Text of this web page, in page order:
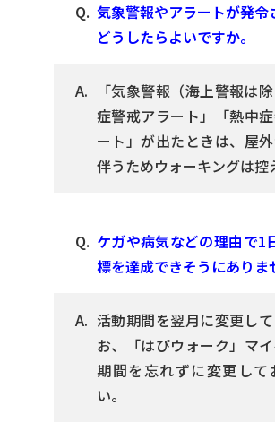
気象警報やアラートが発令
どうしたらよいですか。
「気象警報（海上警報は
症警戒アラート」「熱中
ート」が出たときは、屋
伴うためウォーキングは控
ケガや病気などの理由で1
標を達成できそうにありま
活動期間を翌月に変更し
お、「はぴウォーク」マ
期間を忘れずに変更して
い。